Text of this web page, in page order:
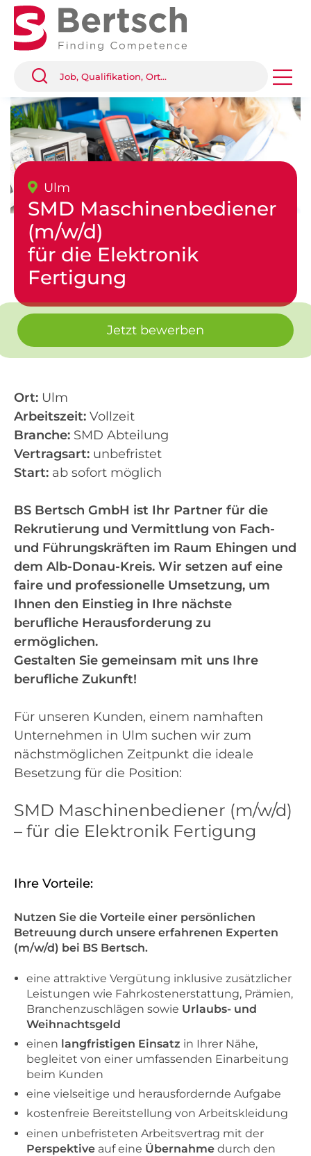
Ulm
SMD Maschinenbediener
(m/w/d)
für die Elektronik
Fertigung
Jetzt bewerben
Ort: Ulm
Arbeitszeit: Vollzeit
Branche: SMD Abteilung
Vertragsart: unbefristet
Start: ab sofort möglich
BS Bertsch GmbH ist Ihr Partner für die
Rekrutierung und Vermittlung von Fach-
und Führungskräften im Raum Ehingen und
dem Alb-Donau-Kreis. Wir setzen auf eine
faire und professionelle Umsetzung, um
Ihnen den Einstieg in Ihre nächste
berufliche Herausforderung zu
ermöglichen.
Gestalten Sie gemeinsam mit uns Ihre
berufliche Zukunft!
Für unseren Kunden, einem namhaften
Unternehmen in Ulm suchen wir zum
nächstmöglichen Zeitpunkt die ideale
Besetzung für die Position:
SMD Maschinenbediener (m/w/d)
– für die Elektronik Fertigung
Ihre Vorteile:
Nutzen Sie die Vorteile einer persönlichen
Betreuung durch unsere erfahrenen Experten
(m/w/d) bei BS Bertsch.
eine attraktive Vergütung inklusive zusätzlicher
Leistungen wie Fahrkostenerstattung, Prämien,
Branchenzuschlägen sowie Urlaubs- und
Weihnachtsgeld
einen langfristigen Einsatz in Ihrer Nähe,
begleitet von einer umfassenden Einarbeitung
beim Kunden
eine vielseitige und herausfordernde Aufgabe
kostenfreie Bereitstellung von Arbeitskleidung
einen unbefristeten Arbeitsvertrag mit der
Perspektive auf eine Übernahme durch den